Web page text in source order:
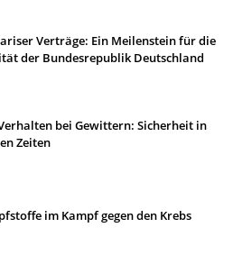
Verträge: Ein Meilenstein für die
der Bundesrepublik Deutschland
bei Gewittern: Sicherheit in
Zeiten
im Kampf gegen den Krebs